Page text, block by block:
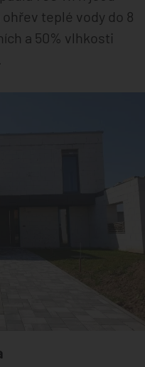
teplé vody do 8
a 50% vlhkosti